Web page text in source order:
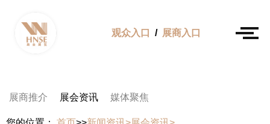
观众入口 / 展商入口
展商推介 展会资讯 媒体聚焦